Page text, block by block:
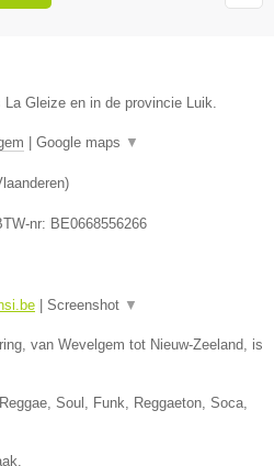
Gleize en in de provincie Luik.
Google maps ▼
)
nr: BE0668556266
Screenshot ▼
van Wevelgem tot Nieuw-Zeeland, is
Soul, Funk, Reggaeton, Soca,